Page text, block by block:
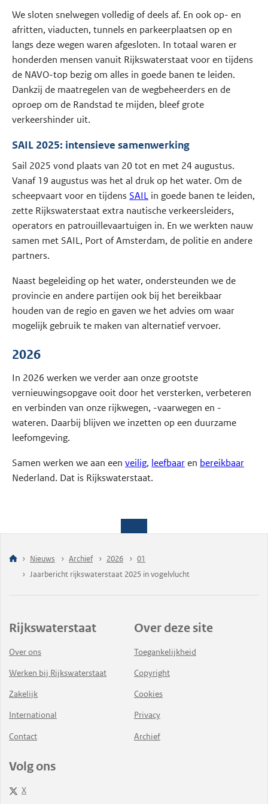
We sloten snelwegen volledig of deels af. En ook op- en
afritten, viaducten, tunnels en parkeerplaatsen op en
langs deze wegen waren afgesloten. In totaal waren er
honderden mensen vanuit Rijkswaterstaat voor en tijdens
de NAVO-top bezig om alles in goede banen te leiden.
Dankzij de maatregelen van de wegbeheerders en de
oproep om de Randstad te mijden, bleef grote
verkeershinder uit.
SAIL 2025: intensieve samenwerking
Sail 2025 vond plaats van 20 tot en met 24 augustus.
Vanaf 19 augustus was het al druk op het water. Om de
scheepvaart voor en tijdens SAIL in goede banen te leiden,
zette Rijkswaterstaat extra nautische verkeersleiders,
operators en patrouillevaartuigen in. En we werkten nauw
samen met SAIL, Port of Amsterdam, de politie en andere
partners.
Naast begeleiding op het water, ondersteunden we de
provincie en andere partijen ook bij het bereikbaar
houden van de regio en gaven we het advies om waar
mogelijk gebruik te maken van alternatief vervoer.
2026
In 2026 werken we verder aan onze grootste
vernieuwingsopgave ooit door het versterken, verbeteren
en verbinden van onze rijkwegen, -vaarwegen en -
wateren. Daarbij blijven we inzetten op een duurzame
leefomgeving.
Samen werken we aan eenveilig, leefbaaren bereikbaar
Nederland. Dat is Rijkswaterstaat.
Nieuws Archief 2026
01
Jaarbericht rijkswaterstaat 2025 in vogelvlucht
Rijkswaterstaat
Over ons
Werken bij Rijkswaterstaat
Zakelijk
International
Contact
Over deze site
Toegankelijkheid
Copyright
Cookies
Privacy
Archief
Volg ons
X